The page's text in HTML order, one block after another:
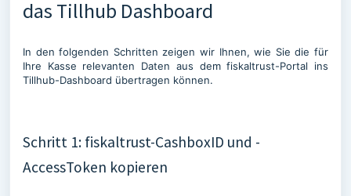
das Tillhub Dashboard
In den folgenden Schritten zeigen wir Ihnen, wie Sie die für
Ihre Kasse relevanten Daten aus dem fiskaltrust-Portal ins
Tillhub-Dashboard übertragen können.
Schritt 1: fiskaltrust-CashboxID und -
AccessToken kopieren